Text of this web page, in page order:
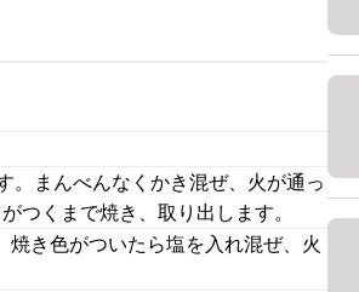
。まんべんなくかき混ぜ、火が通っ
つくまで焼き、取り出します。
き色がついたら塩を入れ混ぜ、火